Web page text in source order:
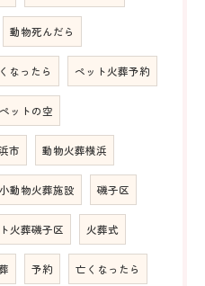
動物死んだら
なったら ペット火葬予約
ペットの空
市 動物火葬横浜
小動物火葬施設 磯子区
火葬磯子区 火葬式
予約 亡くなったら